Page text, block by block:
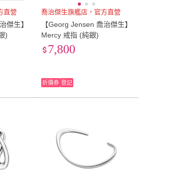
直營
傑生】
)
喬治傑生旗艦店，官方直營
【Georg Jensen 喬治傑生】
Mercy 戒指 (純銀)
7,800
折價券 登記